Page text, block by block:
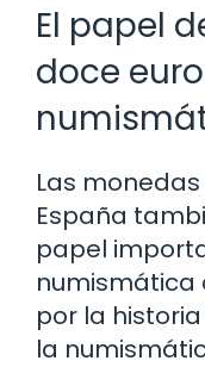
El papel
doce
Las
España
papel
numismática
por la
la